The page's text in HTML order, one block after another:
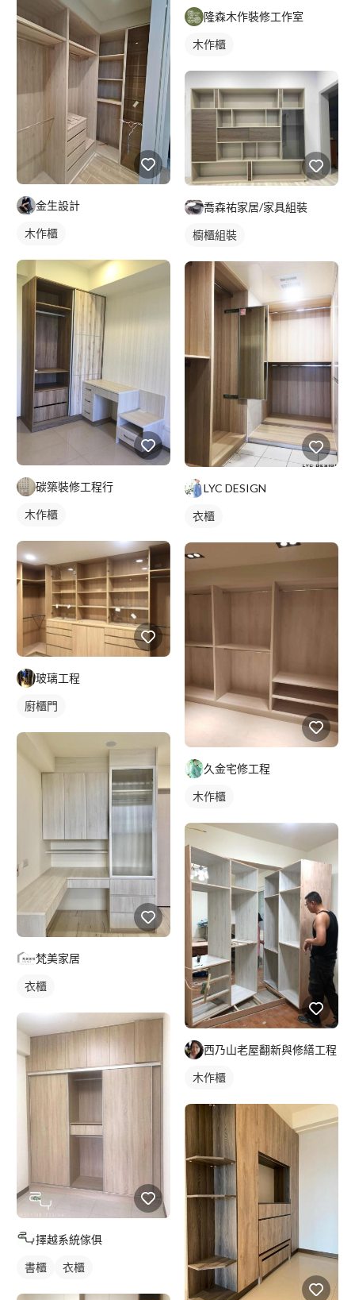
金生設計
木作櫃
碳築裝修工程行
木作櫃
玻璃工程
廚櫃門
梵美家居
衣櫃
擇越系統傢俱
書櫃 衣櫃
隆森木作裝修工作室
木作櫃
喬森祐家居/家具組裝
櫥櫃組裝
LYC DESIGN
衣櫃
久金宅修工程
木作櫃
西乃山老屋翻新與修繕工程
木作櫃